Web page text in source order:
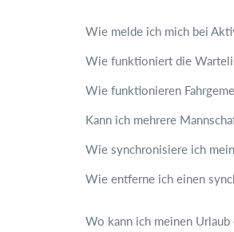
Wie melde ich mich bei
Wie funktioniert die
Wie funktionieren
Kann ich mehrere
Wie synchronisiere ich
Wie entferne ich einen
Wo kann ich meinen Urlaub